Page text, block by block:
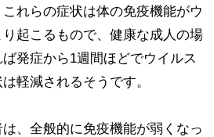
れらの症状は体の免疫機能がウ
起こるもので、健康な成人の場
発症から1週間ほどでウイルス
軽減されるそうです。
、全般的に免疫機能が弱くなっ